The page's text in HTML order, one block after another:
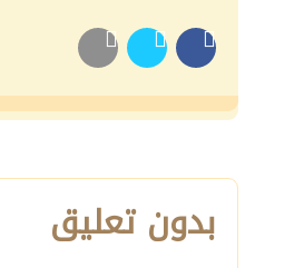
بدون تعليق